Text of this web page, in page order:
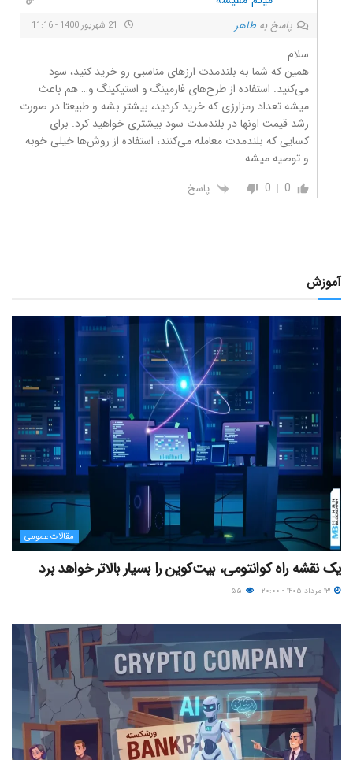
پاسخ به طاهر
سلام
همین که شما به بلندمدت ارزهای مناسبی رو خرید کنید، سود
می‌کنید. استفاده از طرح‌های فارمینگ و استیکینگ و… هم باعث
میشه تعداد رمزارزی که خرید کردید، بیشتر بشه و طبیعتا در صورت
رشد قیمت اونها در بلندمدت سود بیشتری خواهید کرد. برای
کسایی که بلندمدت معامله می‌کنند، استفاده از روش‌ها خیلی خوبه
و توصیه میشه
0
0 پاسخ
آموزش
مقالات عمومی
یک نقشه راه کوانتومی، بیت‌کوین را بسیار بالاتر خواهد برد